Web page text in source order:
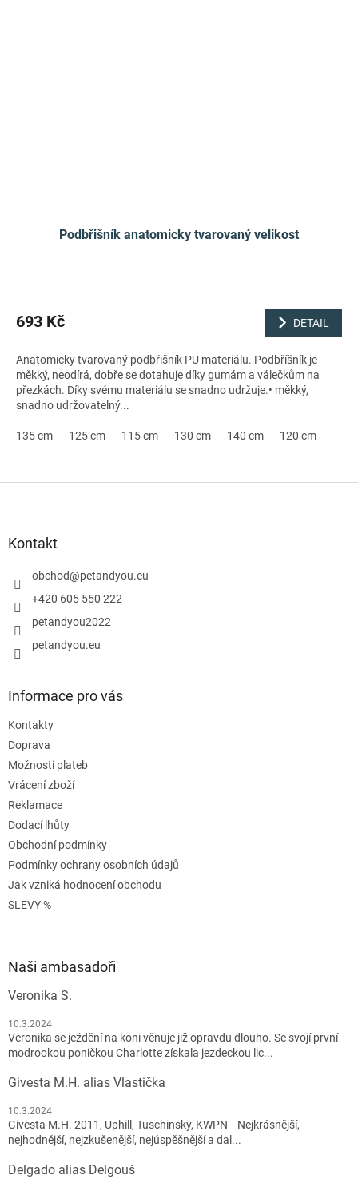
Podbřišník anatomicky tvarovaný velikost
693 Kč DETAIL
Anatomicky tvarovaný podbřišník PU materiálu. Podbříšník je
měkký, neodírá, dobře se dotahuje díky gumám a válečkům na
přezkách. Díky svému materiálu se snadno udržuje.• měkký,
snadno udržovatelný...
135 cm 125 cm 115 cm 130 cm 140 cm 120 cm
Kontakt
obchod@petandyou.eu
+420 605 550 222
petandyou2022
petandyou.eu
Informace pro vás
Kontakty
Doprava
Možnosti plateb
Vrácení zboží
Reklamace
Dodací lhůty
Obchodní podmínky
Podmínky ochrany osobních údajů
Jak vzniká hodnocení obchodu
SLEVY %
Naši ambasadoři
Veronika S.
10.3.2024
Veronika se ježdění na koni věnuje již opravdu dlouho. Se svojí první
modrookou poničkou Charlotte získala jezdeckou lic...
Givesta M.H. alias Vlastička
10.3.2024
Givesta M.H. 2011, Uphill, Tuschinsky, KWPN Nejkrásnější,
nejhodnější, nejzkušenější, nejúspěšnější a dal...
Delgado alias Delgouš